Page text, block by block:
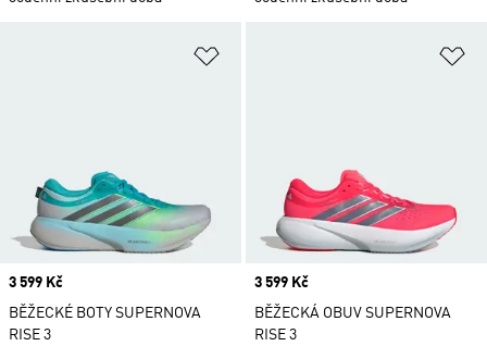
Price
3 599 Kč
BĚŽECKÉ BOTY SUPERNOVA
RISE 3
Price
3 599 Kč
BĚŽECKÁ OBUV SUPERNOVA
RISE 3